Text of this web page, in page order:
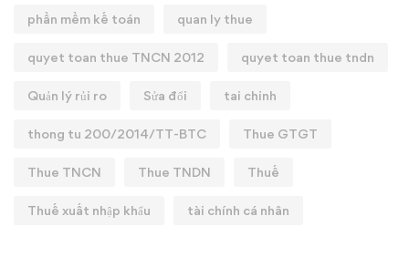
phần mềm kế toán quan ly thue
quyet toan thue TNCN 2012 quyet toan thue tndn
Quản lý rủi ro Sửa đổi tai chinh
thong tu 200/2014/TT-BTC Thue GTGT
Thue TNCN Thue TNDN Thuế
Thuế xuất nhập khẩu tài chính cá nhân